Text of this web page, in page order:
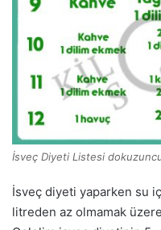
İsveç Diyeti Listesi
İsveç diyeti yaparken su
litreden az olmamak